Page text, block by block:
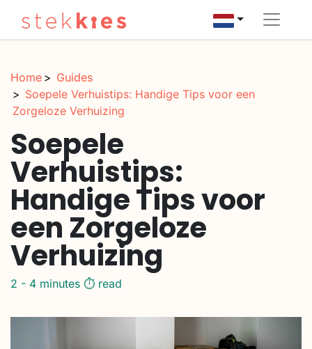
Home
Guides
Soepele Verhuistips: Handige Tips voor een
Zorgeloze Verhuizing
Soepele
Verhuistips:
Handige Tips voor
een Zorgeloze
Verhuizing
2 - 4 minutes ⏱️ read